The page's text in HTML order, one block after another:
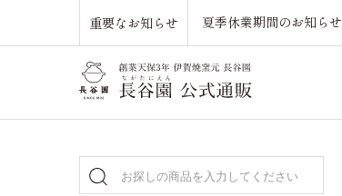
重要なお知らせ 夏季休業期間のお知らせ